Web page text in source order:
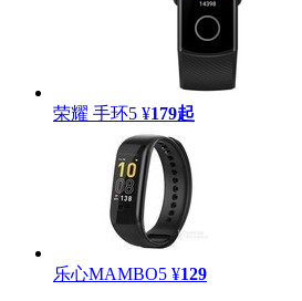
荣耀 手环5 ¥179起
乐心MAMBO5 ¥129